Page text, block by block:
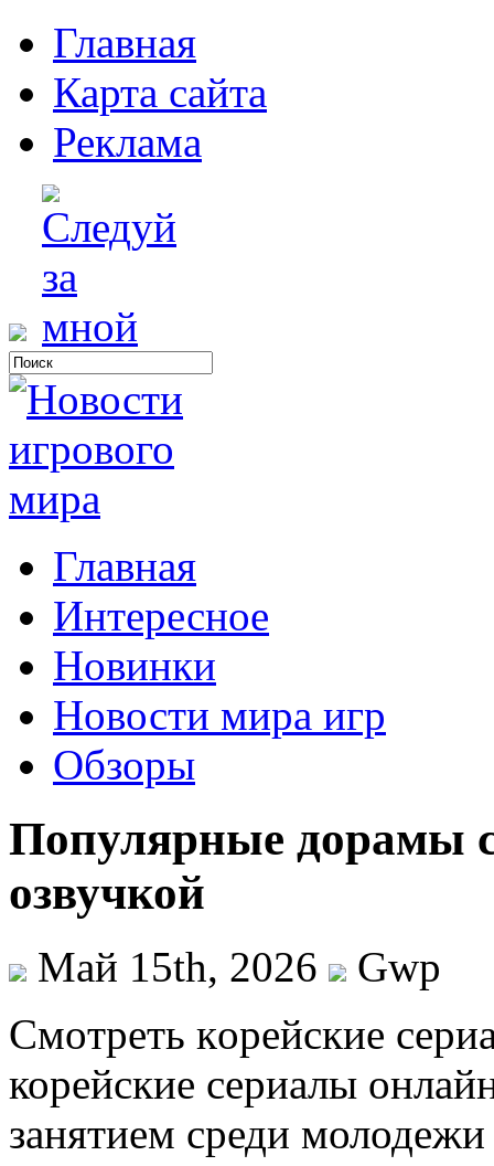
Главная
Карта сайта
Реклама
Главная
Интересное
Новинки
Новости мира игр
Обзоры
Популярные дорамы с
озвучкой
Май 15th, 2026
Gwp
Смoтрeть кoрeйскиe
корейские сериалы
занятием среди